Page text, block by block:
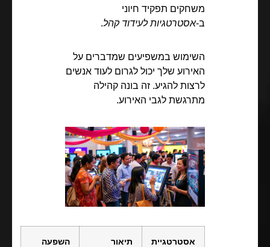
משחקים תפקיד חיוני
ב-אסטרטגיות לעידוד קהל.
השימוש במשפיעים שמדברים על
האירוע שלך יכול לגרום לעוד אנשים
לרצות להגיע. זה בונה קהילה
מתרגשת לגבי האירוע.
אסטרטגיית
תיאור
השפעה